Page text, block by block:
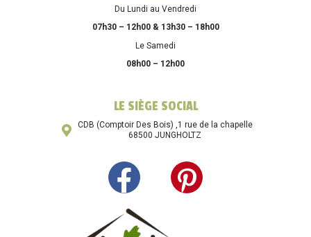
Du Lundi au Vendredi
07h30 – 12h00 & 13h30 – 18h00
Le Samedi
08h00 – 12h00
LE SIÈGE SOCIAL
CDB (Comptoir Des Bois) ,1 rue de la chapelle
68500 JUNGHOLTZ